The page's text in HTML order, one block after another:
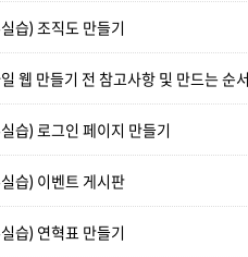
습) 조직도 만들기
웹 만들기 전 참고사항 및 만드는 순서
습) 로그인 페이지 만들기
습) 이벤트 게시판
습) 연혁표 만들기